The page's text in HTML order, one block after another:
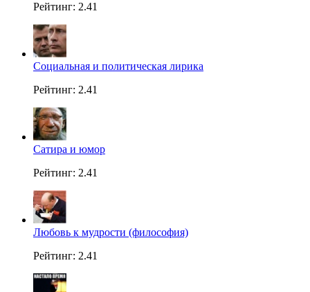
Рейтинг: 2.41
Социальная и политическая лирика
Рейтинг: 2.41
Сатира и юмор
Рейтинг: 2.41
Любовь к мудрости (философия)
Рейтинг: 2.41